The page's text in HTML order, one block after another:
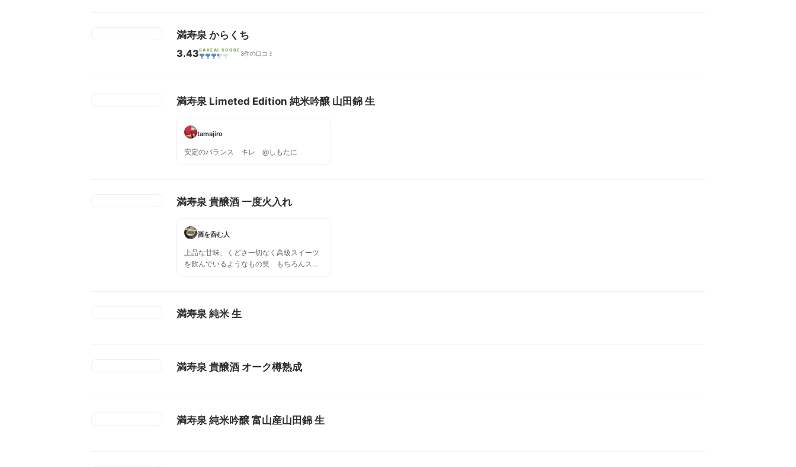
満寿泉 からくち
3.43SAKEAI SCORE 3件の口コミ
満寿泉 Limeted Edition 純米吟醸 山田錦 生
tamajiro
安定のバランス キレ @しもたに
満寿泉 貴醸酒 一度火入れ
酒を呑む人
上品な甘味、くどさ一切なく高級スイーツ
を飲んでいるようなもの笑 もちろんスイ
満寿泉 純米 生
満寿泉 貴醸酒 オーク樽熟成
満寿泉 純米吟醸 富山産山田錦 生